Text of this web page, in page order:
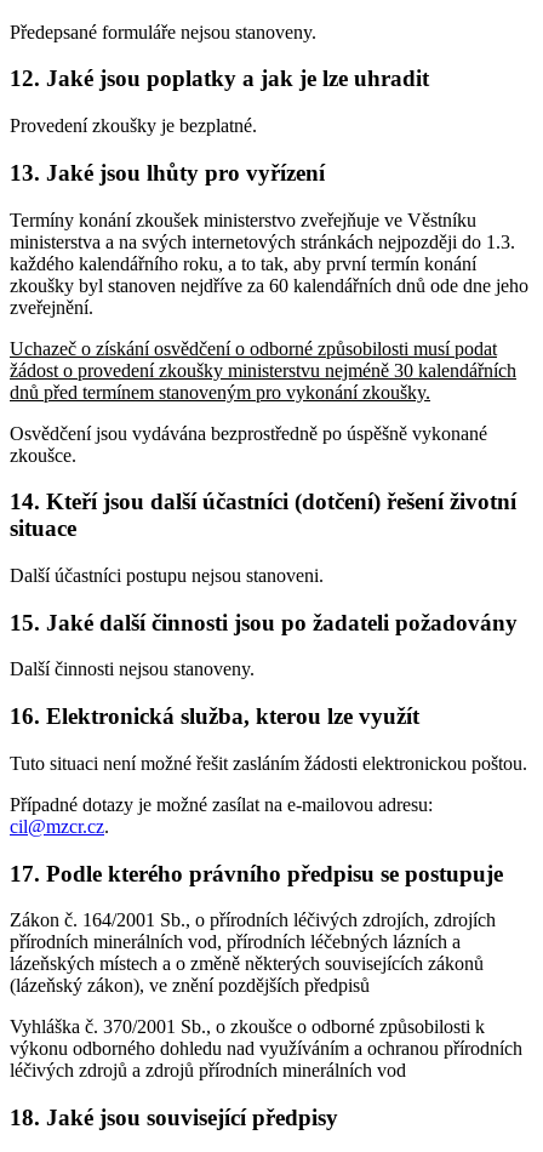
Předepsané formuláře nejsou stanoveny.
12. Jaké jsou poplatky a jak je lze uhradit
Provedení zkoušky je bezplatné.
13. Jaké jsou lhůty pro vyřízení
Termíny konání zkoušek ministerstvo zveřejňuje ve Věstníku
ministerstva a na svých internetových stránkách nejpozději do 1.3.
každého kalendářního roku, a to tak, aby první termín konání
zkoušky byl stanoven nejdříve za 60 kalendářních dnů ode dne jeho
zveřejnění.
Uchazeč o získání osvědčení o odborné způsobilosti musí podat
žádost o provedení zkoušky ministerstvu nejméně 30 kalendářních
dnů před termínem stanoveným pro vykonání zkoušky.
Osvědčení jsou vydávána bezprostředně po úspěšně vykonané
zkoušce.
14. Kteří jsou další účastníci (dotčení) řešení životní
situace
Další účastníci postupu nejsou stanoveni.
15. Jaké další činnosti jsou po žadateli požadovány
Další činnosti nejsou stanoveny.
16. Elektronická služba, kterou lze využít
Tuto situaci není možné řešit zasláním žádosti elektronickou poštou.
Případné dotazy je možné zasílat na e-mailovou adresu:
cil@mzcr.cz.
17. Podle kterého právního předpisu se postupuje
Zákon č. 164/2001 Sb., o přírodních léčivých zdrojích, zdrojích
přírodních minerálních vod, přírodních léčebných lázních a
lázeňských místech a o změně některých souvisejících zákonů
(lázeňský zákon), ve znění pozdějších předpisů
Vyhláška č. 370/2001 Sb., o zkoušce o odborné způsobilosti k
výkonu odborného dohledu nad využíváním a ochranou přírodních
léčivých zdrojů a zdrojů přírodních minerálních vod
18. Jaké jsou související předpisy